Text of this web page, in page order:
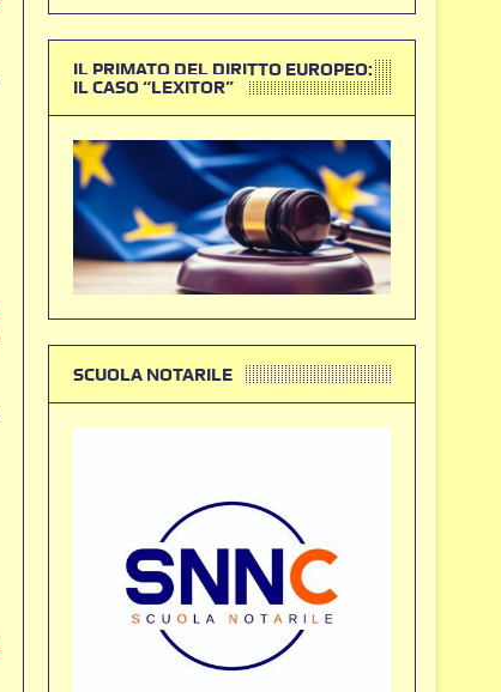
IL PRIMATO DEL DIRITTO EUROPEO:
IL CASO “LEXITOR”
SCUOLA NOTARILE